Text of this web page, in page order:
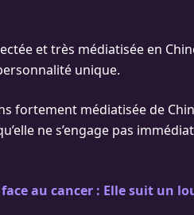
et très médiatisée en
unique.
fortement médiatisée de
ne s’engage pas
au cancer : Elle suit un